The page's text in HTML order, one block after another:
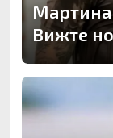
Мартина
Вижте